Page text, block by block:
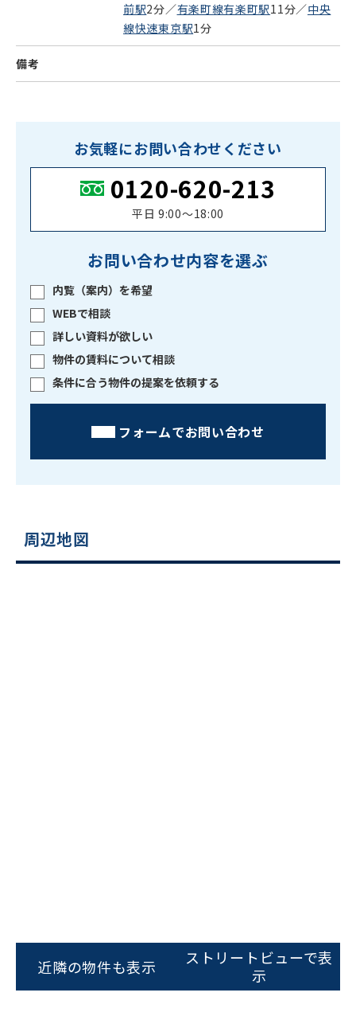
前駅2分／有楽町線有楽町駅11分／中央
線快速東京駅1分
備考
お気軽にお問い合わせください
0120-620-213
平日 9:00〜18:00
お問い合わせ内容を選ぶ
内覧（案内）を希望
WEBで相談
詳しい資料が欲しい
物件の賃料について相談
条件に合う物件の提案を依頼する
フォームでお問い合わせ
周辺地図
近隣の物件も表示
ストリートビューで表
示